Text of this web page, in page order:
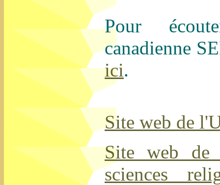
Pour
canadienne
ici.
Site web de
Site web de
sciences